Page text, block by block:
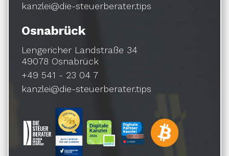
kanzlei@die-steuerberater.tips
Osnabrück
Lengericher Landstraße 34
49078 Osnabrück
+49 541 - 23 04 7
kanzlei@die-steuerberater.tips